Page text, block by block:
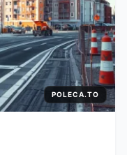
POLECA.TO